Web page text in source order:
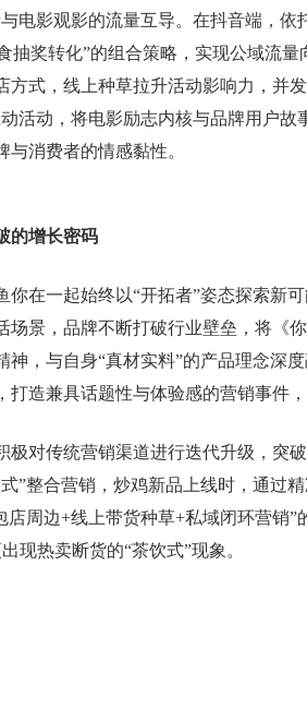
电影观影的流量互导。在抖音端，依
抽奖转化”的组合策略，实现公域流
方式，线上种草拉升活动影响力，并
活动，将电影励志内核与品牌用户故
消费者的情感黏性。
的增长密码
你在一起始终以“开拓者”姿态探索新
场景，品牌不断打破行业壁垒，将《
神，与自身“真材实料”的产品理念深
打造兼具话题性与体验感的营销事件
极对传统营销渠道进行迭代升级，突
”整合营销，炒鸡新品上线时，通过
店周边+线上带货种草+私域闭环营销”
现热卖断货的“茶饮式”现象。